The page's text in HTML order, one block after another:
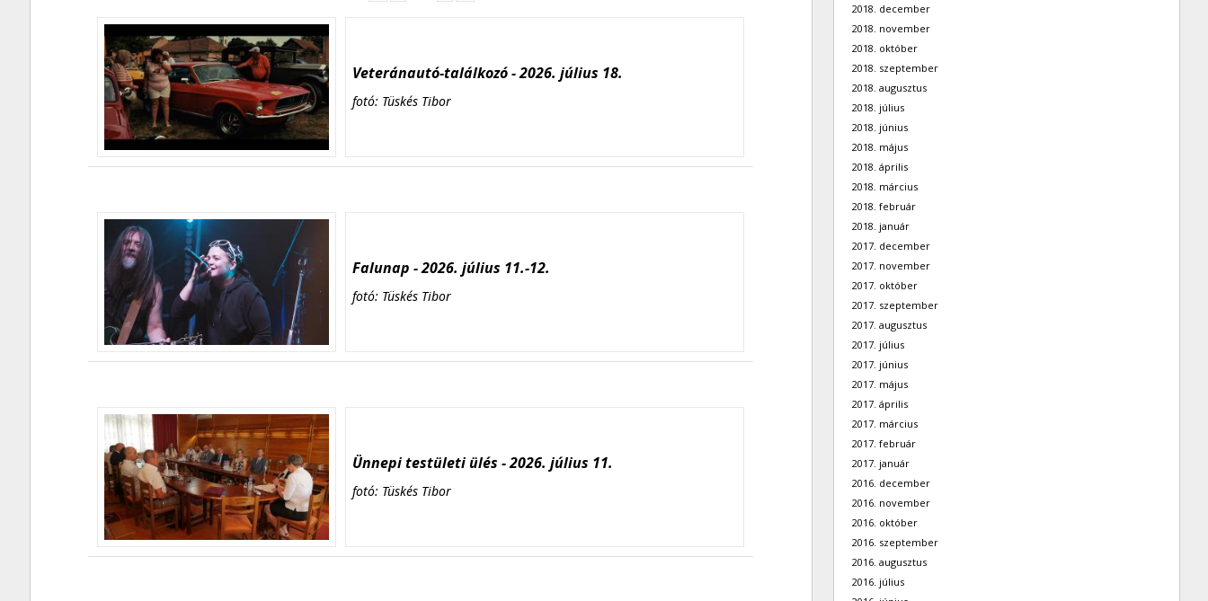
Veteránautó-találkozó - 2026. július 18.
fotó: Tüskés Tibor
Falunap - 2026. július 11.-12.
fotó: Tüskés Tibor
Ünnepi testületi ülés - 2026. július 11.
fotó: Tüskés Tibor
2018. december
2018. november
2018. október
2018. szeptember
2018. augusztus
2018. július
2018. június
2018. május
2018. április
2018. március
2018. február
2018. január
2017. december
2017. november
2017. október
2017. szeptember
2017. augusztus
2017. július
2017. június
2017. május
2017. április
2017. március
2017. február
2017. január
2016. december
2016. november
2016. október
2016. szeptember
2016. augusztus
2016. július